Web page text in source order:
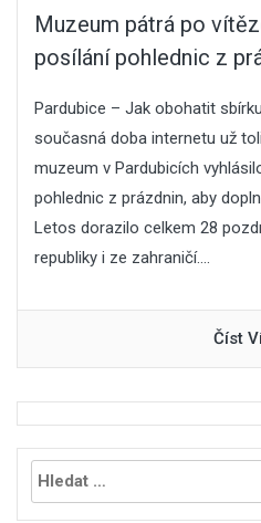
Muzeum pátrá po
posílání pohlednic z
Pardubice – Jak obohatit
současná doba internetu už
muzeum v Pardubicích
pohlednic z prázdnin, aby
Letos dorazilo celkem 28
republiky i ze zahraničí....
Číst
Vyhledávání